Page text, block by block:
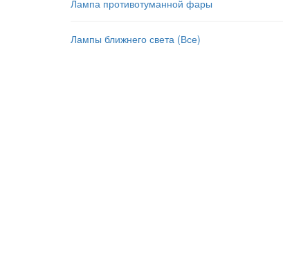
Лампа противотуманной фары
Лампы ближнего света (Все)